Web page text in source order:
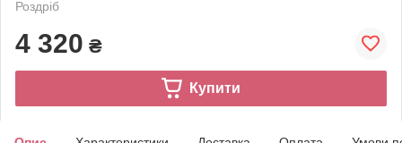
Роздріб
4 320 ₴
Купити